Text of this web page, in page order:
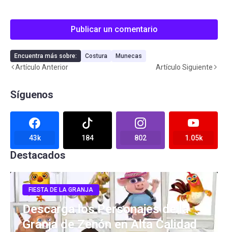
Publicar un comentario
Encuentra más sobre: Costura Munecas
Artículo Anterior Artículo Siguiente
Síguenos
43k 184 802 1.05k
Destacados
FIESTA DE LA GRANJA
Descarga los Personajes de la
Granja de Zenón en Alta Calidad